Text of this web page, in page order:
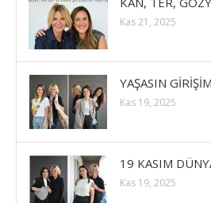
Kas 21, 2025
YAŞASIN
Kas 19, 2025
19 KASIM
Kas 19, 2025